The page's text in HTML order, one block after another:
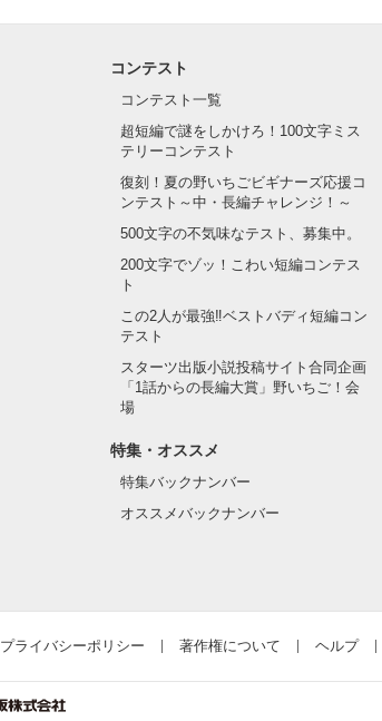
コンテスト
コンテスト一覧
超短編で謎をしかけろ！100文字ミス
テリーコンテスト
復刻！夏の野いちごビギナーズ応援コ
ンテスト～中・長編チャレンジ！～
500文字の不気味なテスト、募集中。
200文字でゾッ！こわい短編コンテス
ト
この2人が最強‼ベストバディ短編コン
テスト
スターツ出版小説投稿サイト合同企画
「1話からの長編大賞」野いちご！会
場
特集・オススメ
特集バックナンバー
オススメバックナンバー
プライバシーポリシー 著作権について ヘルプ